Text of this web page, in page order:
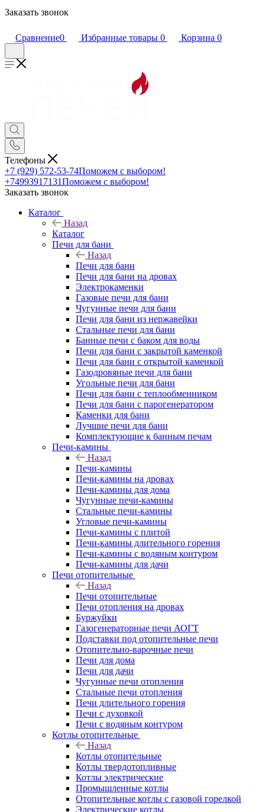
Заказать звонок
Сравнение0 Избранные товары 0 Корзина 0
Телефоны
+7 (929) 572-53-74Поможем с выбором!
+74993917131Поможем с выбором!
Заказать звонок
Каталог
Назад
Каталог
Печи для бани
Назад
Печи для бани
Печи для бани на дровах
Электрокаменки
Газовые печи для бани
Чугунные печи для бани
Печи для бани из нержавейки
Стальные печи для бани
Банные печи с баком для воды
Печи для бани с закрытой каменкой
Печи для бани с открытой каменкой
Газодровяные печи для бани
Угольные печи для бани
Печи для бани с теплообменником
Печи для бани с парогенератором
Каменки для бани
Лучшие печи для бани
Комплектующие к банным печам
Печи-камины
Назад
Печи-камины
Печи-камины на дровах
Печи-камины для дома
Чугунные печи-камины
Стальные печи-камины
Угловые печи-камины
Печи-камины с плитой
Печи-камины длительного горения
Печи-камины с водяным контуром
Печи-камины для дачи
Печи отопительные
Назад
Печи отопительные
Печи отопления на дровах
Буржуйки
Газогенераторные печи АОГТ
Подставки под отопительные печи
Отопительно-варочные печи
Печи для дома
Печи для дачи
Чугунные печи отопления
Стальные печи отопления
Печи длительного горения
Печи с духовкой
Печи с водяным контуром
Котлы отопительные
Назад
Котлы отопительные
Котлы твердотопливные
Котлы электрические
Промышленные котлы
Отопительные котлы с газовой горелкой
Электрические котлы